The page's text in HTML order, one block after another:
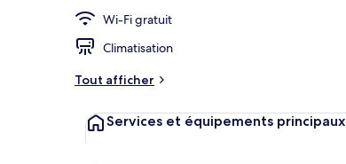
Wi-Fi gratuit
Climatisation
Tout afficher
Services et équipements principaux